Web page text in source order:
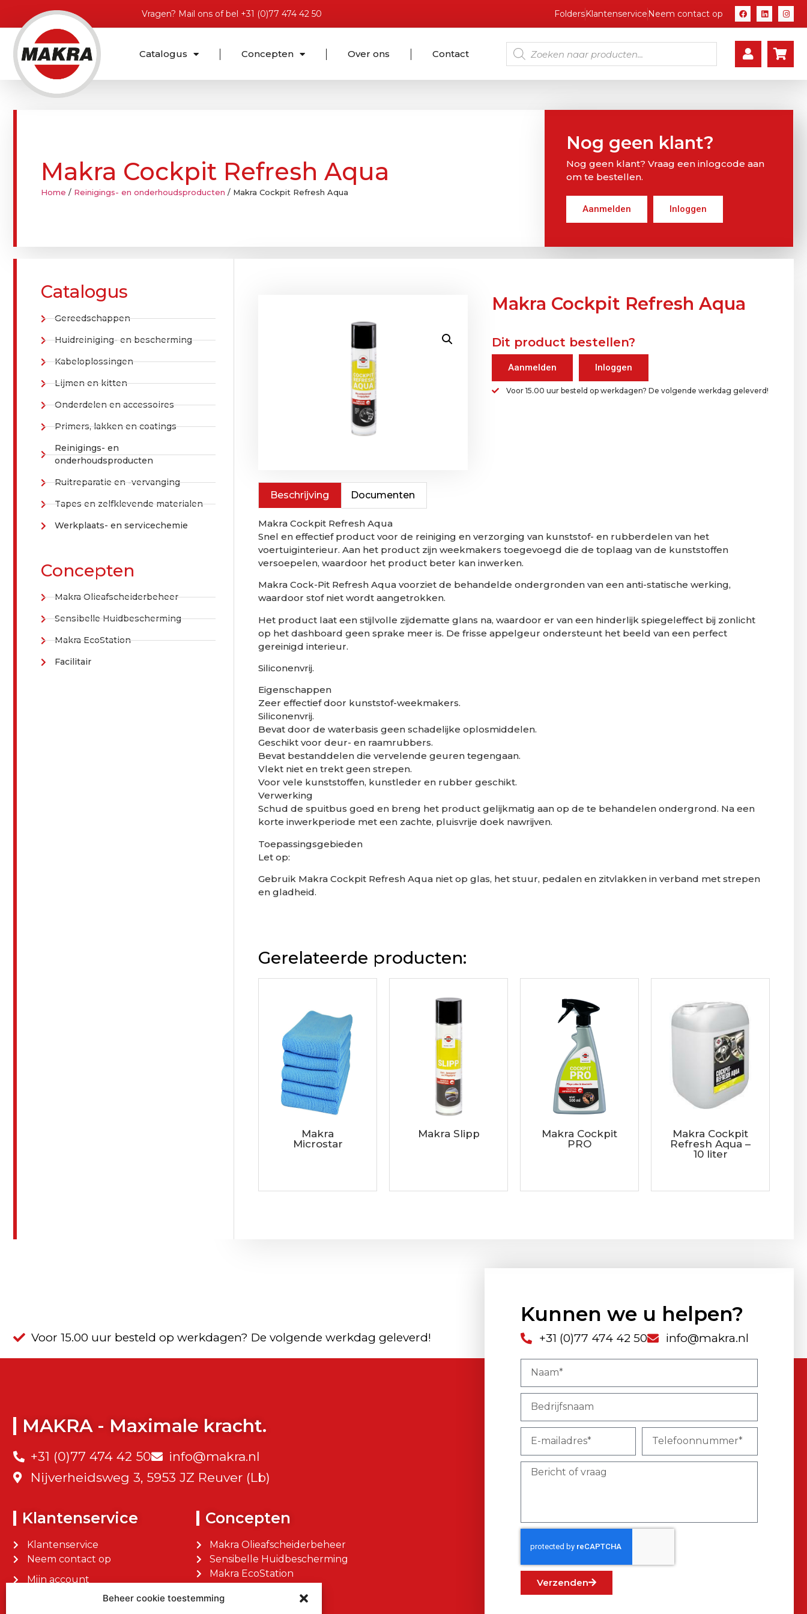
Beheer cookie toestemming
Vragen? Mail onsof bel +31 (0)77 474 42 50 FoldersKlantenservice Neem contact op
Catalogus Concepten Over ons Contact
Makra Cockpit Refresh Aqua
Home / Reinigings- en onderhoudsproducten / Makra Cockpit Refresh Aqua
Nog geen klant?
Nog geen klant? Vraag een inlogcode aan
om te bestellen.
Aanmelden Inloggen
Catalogus
Gereedschappen
Huidreiniging- en bescherming
Kabeloplossingen
Lijmen en kitten
Onderdelen en accessoires
Primers, lakken en coatings
Reinigings- en
onderhoudsproducten
Ruitreparatie en -vervanging
Tapes en zelfklevende materialen
Werkplaats- en servicechemie
Concepten
Makra Olieafscheiderbeheer
Sensibelle Huidbescherming
Makra EcoStation
Facilitair
Makra Cockpit Refresh Aqua
Dit product bestellen?
Aanmelden Inloggen
Voor 15.00 uur besteld op werkdagen? De volgende werkdag geleverd!
Beschrijving Documenten
Makra Cockpit Refresh Aqua
Snel en effectief product voor de reiniging en verzorging van kunststof- en rubberdelen van het
voertuiginterieur. Aan het product zijn weekmakers toegevoegd die de toplaag van de kunststoffen
versoepelen, waardoor het product beter kan inwerken.
Makra Cock-Pit Refresh Aqua voorziet de behandelde ondergronden van een anti-statische werking,
waardoor stof niet wordt aangetrokken.
Het product laat een stijlvolle zijdematte glans na, waardoor er van een hinderlijk spiegeleffect bij zonlicht
op het dashboard geen sprake meer is. De frisse appelgeur ondersteunt het beeld van een perfect
gereinigd interieur.
Siliconenvrij.
Eigenschappen
Zeer effectief door kunststof-weekmakers.
Siliconenvrij.
Bevat door de waterbasis geen schadelijke oplosmiddelen.
Geschikt voor deur- en raamrubbers.
Bevat bestanddelen die vervelende geuren tegengaan.
Vlekt niet en trekt geen strepen.
Voor vele kunststoffen, kunstleder en rubber geschikt.
Verwerking
Schud de spuitbus goed en breng het product gelijkmatig aan op de te behandelen ondergrond. Na een
korte inwerkperiode met een zachte, pluisvrije doek nawrijven.
Toepassingsgebieden
Let op:
Gebruik Makra Cockpit Refresh Aqua niet op glas, het stuur, pedalen en zitvlakken in verband met strepen
en gladheid.
Gerelateerde producten:
Makra
Microstar
Makra Slipp
Makra Cockpit
PRO
Makra Cockpit
Refresh Aqua –
10 liter
Voor 15.00 uur besteld op werkdagen? De volgende werkdag geleverd!
MAKRA - Maximale kracht.
+31 (0)77 474 42 50
info@makra.nl
Nijverheidsweg 3, 5953 JZ Reuver (Lb)
Klantenservice
Klantenservice
Neem contact op
Mijn account
Mijn bestellingen
Concepten
Makra Olieafscheiderbeheer
Sensibelle Huidbescherming
Makra EcoStation
Kunnen we u helpen?
+31 (0)77 474 42 50 info@makra.nl
Verzenden